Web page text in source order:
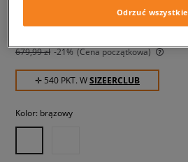
679,99 zł -21% (Cena początkowa)
✛ 540 PKT. WSIZEERCLUB
Kolor: brązowy
Odrzuć wszystkie